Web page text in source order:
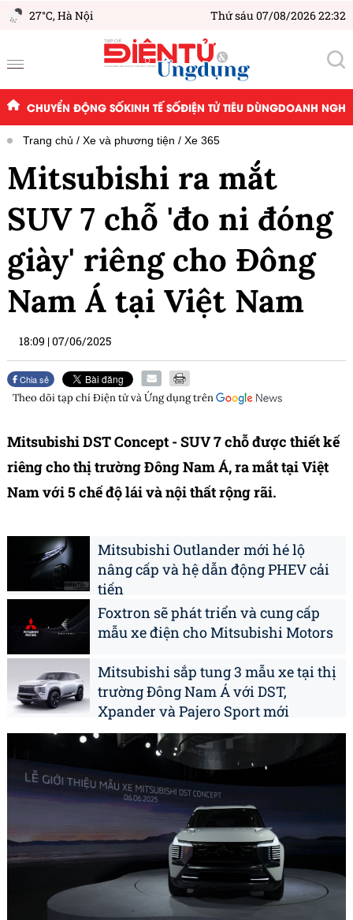
27°C,Hà Nội Thứ sáu 07/08/2026 22:32
CHUYỂN ĐỘNG SỐKINH TẾ SỐĐIỆN TỬ TIÊU DÙNGDOANH
Trang chủ Xe và phương tiện Xe 365
Mitsubishi ra mắt
SUV 7 chỗ 'đo ni đóng
giày' riêng cho Đông
Nam Á tại Việt Nam
18:09 |07/06/2025
Chia sẻ
Theo dõi tạp chíĐiện tử và Ứng dụngtrên
Mitsubishi DST Concept - SUV 7 chỗ được thiết kế
riêng cho thị trường Đông Nam Á, ra mắt tại Việt
Nam với 5 chế độ lái và nội thất rộng rãi.
Mitsubishi Outlander mới hé lộ
nâng cấp và hệ dẫn động PHEV cải
tiến
Foxtron sẽ phát triển và cung cấp
mẫu xe điện cho Mitsubishi Motors
Mitsubishi sắp tung 3 mẫu xe tại thị
trường Đông Nam Á với DST,
Xpander và Pajero Sport mới